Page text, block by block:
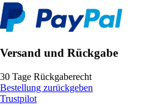
Versand und Rückgabe
30 Tage Rückgaberecht
Bestellung zurückgeben
Trustpilot